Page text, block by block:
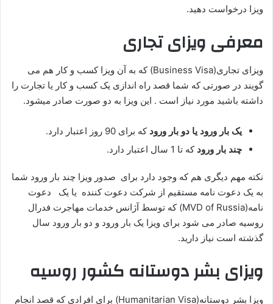
ویزا درخواست دهید.
معرفی ویزای تجاری
ویزای تجاری(Business Visa) که به آن ویزا کسب و کار هم می
گویند در صورتی که شما قصد راه اندازی یک کسب و کار یا تجارت را
داشته باشید مورد نیاز است . این ویزا به دو صورت صادر میشود.
یک بار ورود یا دو بار ورود که برای 90 روز اعتبار دارد.
چند بار ورود که تا 1 سال اعتبار دارد.
نکته مهم دیگری هم که وجود دارد برای صدور ویزا چند بار ورود شما
به یک دعوت نامه مستقیم از شرکت دعوت کننده یا یک دعوت
نامه(MVD of Russia) که توسط آژانس خدمات مهاجرت فدرال
روسیه صادر می شود برای ویزا یک بار ورود و دو بار ورود سال
گذشته است نیاز دارید.
ویزای بشر دوستانه کشور روسیه
ویزا بشر دوستانه(Humanitarian Visa) برای افرادی که قصد انجام